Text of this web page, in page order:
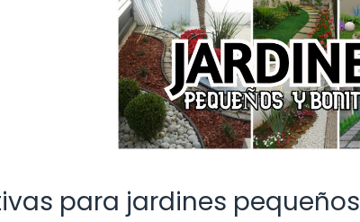
para jardines pequeños